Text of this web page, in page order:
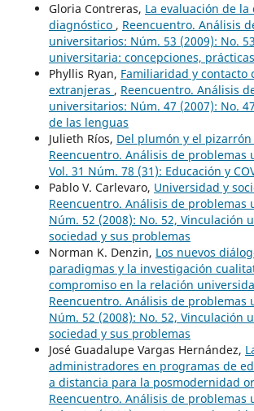
Gloria Contreras, La evaluación de la
diagnóstico , Reencuentro. Análisis
universitarios: Núm. 53 (2009): No.
universitaria: concepciones,
Phyllis Ryan, Familiaridad y contacto
extranjeras , Reencuentro. Análisis
universitarios: Núm. 47 (2007): No.
de las lenguas
Julieth Ríos, Del plumón y el
Reencuentro. Análisis de problemas
Vol. 31 Núm. 78 (31): Educación y
Pablo V. Carlevaro, Universidad y
Reencuentro. Análisis de problemas
Núm. 52 (2008): No. 52, Vinculación
sociedad y sus problemas
Norman K. Denzin, Los nuevos
paradigmas y la investigación
compromiso en la relación
Reencuentro. Análisis de problemas
Núm. 52 (2008): No. 52, Vinculación
sociedad y sus problemas
José Guadalupe Vargas Hernández,
administradores en programas de
a distancia para la posmodernidad
Reencuentro. Análisis de problemas